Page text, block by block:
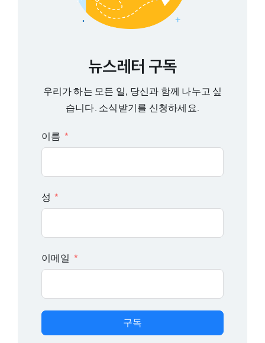
뉴스레터 구독
우리가 하는 모든 일, 당신과 함께 나누고 싶
습니다. 소식받기를 신청하세요.
이름
성
이메일
구독